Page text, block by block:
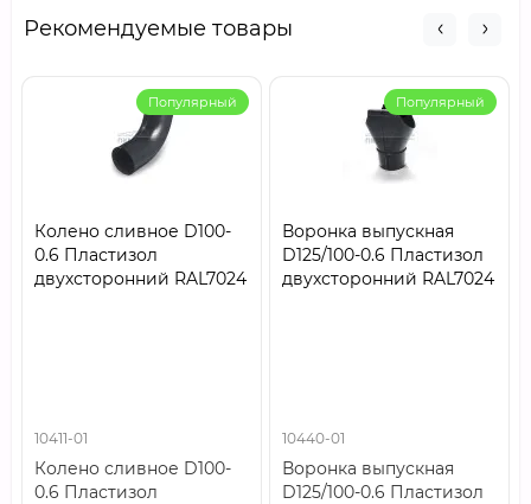
Рекомендуемые товары
Популярный
Колено сливное D100-
0.6 Пластизол
двухсторонний RAL7024
10411-01
Колено сливное D100-
0.6 Пластизол
Популярный
Воронка выпускная
D125/100-0.6 Пластизол
двухсторонний RAL7024
10440-01
Воронка выпускная
D125/100-0.6 Пластизол